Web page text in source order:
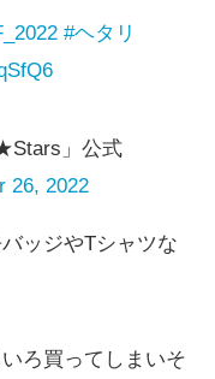
#ヘタリ
」公式
26, 2022
ッジやTシャツな
ろ買ってしまいそ